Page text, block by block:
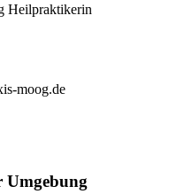
Heilpraktikerin
moog.de
Umgebung